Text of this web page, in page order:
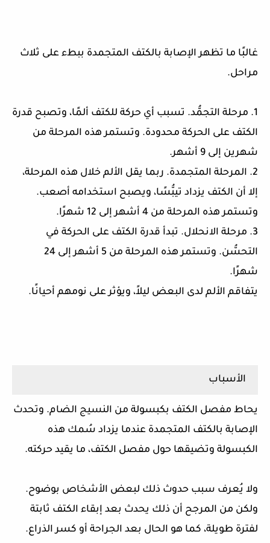
غالبًا ما تظهر الإصابة بالكتف المتجمدة ببطء على ثلاث
مراحل.
1. مرحلة التجمُّد. تسبب أي حركة للكتف ألمًا، وتصبح قدرة
الكتف على الحركة محدودة. وتستمر هذه المرحلة من
شهرين إلى 9 أشهر.
2. المرحلة المتجمدة. ربما يقل الألم خلال هذه المرحلة،
إلا أن الكتف يزداد تيبُّسًا، ويصبح استخدامه أصعب.
وتستمر هذه المرحلة من 4 أشهر إلى 12 شهرًا.
3. مرحلة الانحلال. تبدأ قدرة الكتف على الحركة في
التحسُّن. وتستمر هذه المرحلة من 5 أشهر إلى 24
شهرًا.
يتفاقم الألم لدى البعض ليلاً، ويؤثر على نومهم أحيانًا.
الأسباب
يحاط مفصل الكتف بكبسولة من النسيج الضام. وتحدث
الإصابة بالكتف المتجمدة عندما يزداد سُمك هذه
الكبسولة وتضيقها حول مفصل الكتف، ما يقيد حركته.
ولا يُعرف سبب حدوث ذلك لبعض الأشخاص بوضوح.
ولكن من المرجح أن ذلك يحدث بعد إبقاء الكتف ثابتة
لفترة طويلة، كما هو الحال بعد الجراحة أو كسر الذراع.